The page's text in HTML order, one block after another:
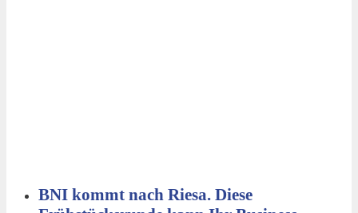
BNI kommt nach Riesa. Diese